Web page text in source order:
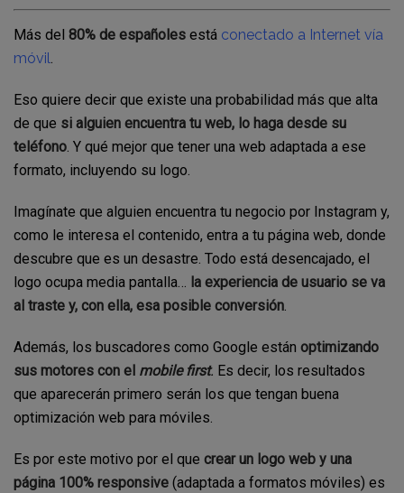
Más del 80% de españoles está conectado a Internet vía
móvil.
Eso quiere decir que existe una probabilidad más que alta
de que si alguien encuentra tu web, lo haga desde su
teléfono. Y qué mejor que tener una web adaptada a ese
formato, incluyendo su logo.
Imagínate que alguien encuentra tu negocio por Instagram y,
como le interesa el contenido, entra a tu página web, donde
descubre que es un desastre. Todo está desencajado, el
logo ocupa media pantalla… la experiencia de usuario se va
al traste y, con ella, esa posible conversión.
Además, los buscadores como Google están optimizando
sus motores con el mobile first. Es decir, los resultados
que aparecerán primero serán los que tengan buena
optimización web para móviles.
Es por este motivo por el que crear un logo web y una
página 100% responsive (adaptada a formatos móviles) es